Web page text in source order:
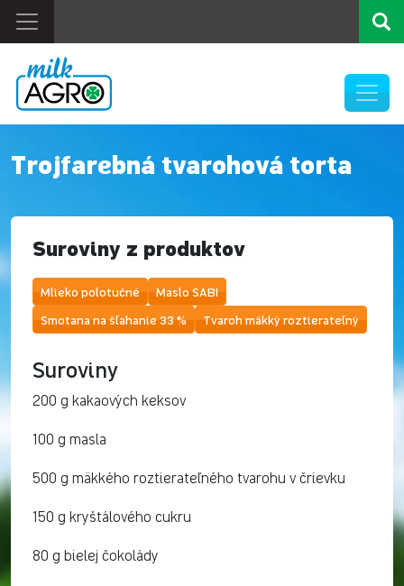
Trojfarebná tvarohová torta
Suroviny z produktov
Mlieko polotučné
Maslo SABI
Smotana na šľahanie 33 %
Tvaroh mäkký roztierateľný
Suroviny
200 g kakaových keksov
100 g masla
500 g mäkkého roztierateľného tvarohu v črievku
150 g kryštálového cukru
80 g bielej čokolády